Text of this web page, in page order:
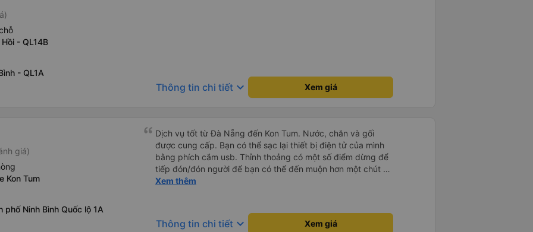
- QL14B
- QL1A
Thông tin chi tiết keyboard_arrow_down Xem giá
giá)
Kon Tum
phố Ninh Bình Quốc lộ 1A
Dịch vụ tốt từ Đà Nẵng đến Kon Tum. Nước, chăn và gối
được cung cấp. Bạn có thể sạc lại thiết bị điện tử của mình
bằng phích cắm usb. Thỉnh thoảng có một số điểm dừng để
tiếp đón/đón người để bạn có thể đến muộn hơn một chút so
với mô tả. (Lưu ý: chúng tôi hiểu và nói được một chút tiếng
Xem thêm
Thông tin chi tiết keyboard_arrow_down Xem giá